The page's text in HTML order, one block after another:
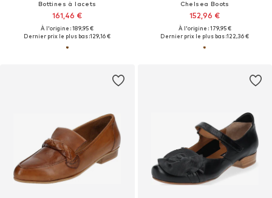
Bottines à lacets
161,46 €
À l'origine : 189,95 €
Dernier prix le plus bas :129,16 €
Chelsea Boots
152,96 €
À l'origine : 179,95 €
Dernier prix le plus bas :122,36 €